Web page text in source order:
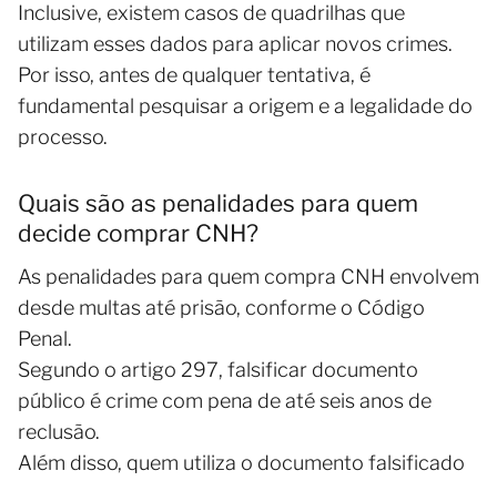
Inclusive, existem casos de quadrilhas que
utilizam esses dados para aplicar novos crimes.
Por isso, antes de qualquer tentativa, é
fundamental pesquisar a origem e a legalidade do
processo.
Quais são as penalidades para quem
decide comprar CNH?
As penalidades para quem compra CNH envolvem
desde multas até prisão, conforme o Código
Penal.
Segundo o artigo 297, falsificar documento
público é crime com pena de até seis anos de
reclusão.
Além disso, quem utiliza o documento falsificado